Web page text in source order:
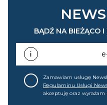
BĄDŹ NA BIEŻĄCO
Zamawiam usługę
Regulaminu Usługi
akceptuję oraz wyrażam